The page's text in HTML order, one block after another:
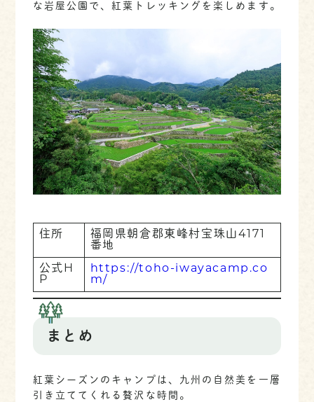
な岩屋公園で、紅葉トレッキングを楽しめます。
住所
福岡県朝倉郡東峰村宝珠山4171
番地
公式H
P
https://toho-iwayacamp.co
m/
まとめ
紅葉シーズンのキャンプは、九州の自然美を一層
引き立ててくれる贅沢な時間。